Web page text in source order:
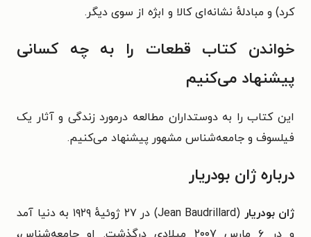
کرد) و مبادلهٔ نشانه‌ای کالا و ابژه از سوی دیگر.
خواندن کتاب قطعات را به چه کسانی
پیشنهاد می‌کنیم
این کتاب را به دوستداران مطالعه درمورد زندگی و آثار یک
فیلسوف و جامعه‌شناس مشهور پیشنهاد می‌کنیم.
درباره ژان بودریار
ژان بودریار
(Jean Baudrillard)‏ در ۲۷ ژوئیهٔ ۱۹۲۹ به دنیا آمد